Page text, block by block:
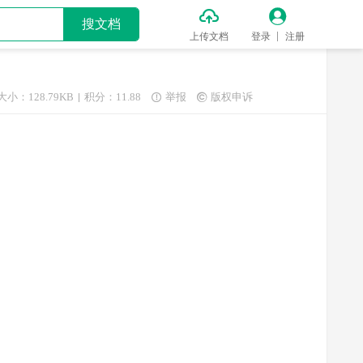
搜文档 
上传文档

登录 注册
小：128.79KB 积分：11.88  举报  版权申诉